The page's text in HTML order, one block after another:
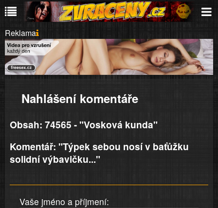
Reklama
Nahlášení komentáře
Obsah: 74565 - "Vosková kunda"
Komentář: "Týpek sebou nosí v baťůžku
solidní výbavičku..."
Vaše jméno a příjmení: